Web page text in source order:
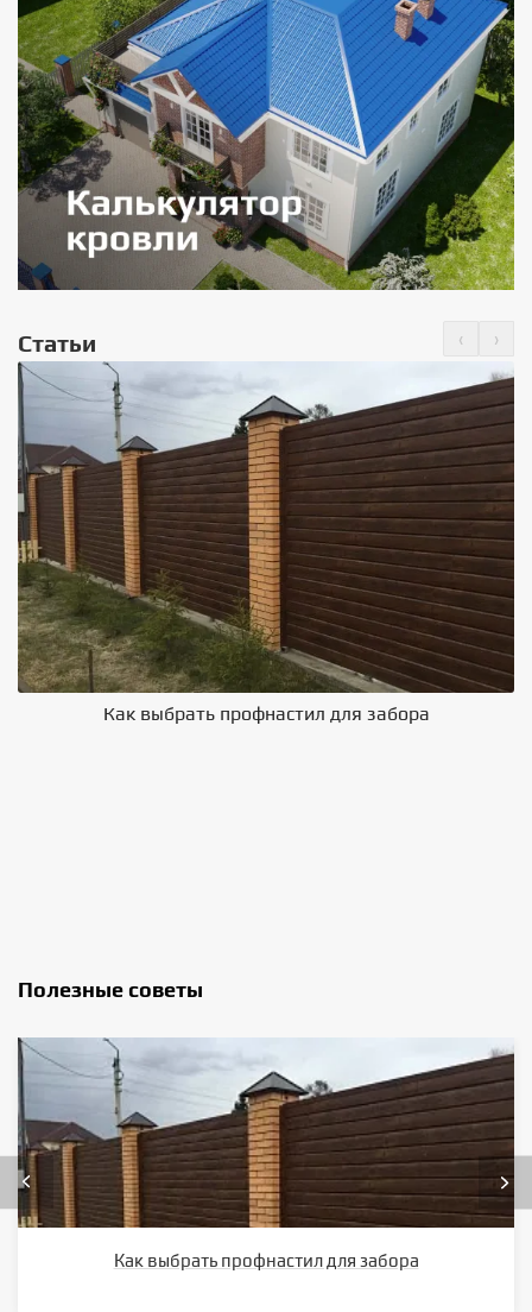
Статьи ‹ ›
Как выбрать профнастил для забора
Полезные советы
Как выбрать профнастил для забора